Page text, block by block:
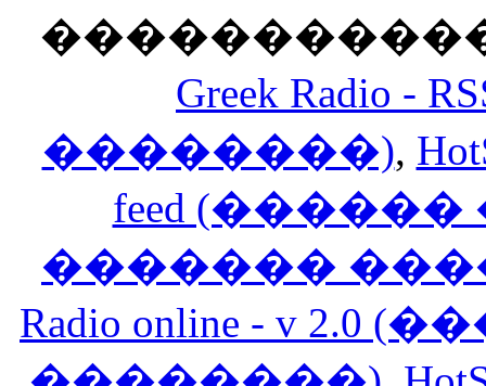
Greek Radio
��������),
feed
�������
Radio online - v